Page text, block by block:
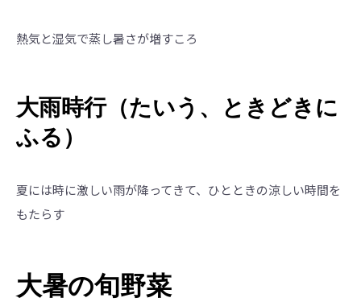
熱気と湿気で蒸し暑さが増すころ
大雨時行（たいう、ときどきに
ふる）
夏には時に激しい雨が降ってきて、ひとときの涼しい時間を
もたらす
大暑の旬野菜